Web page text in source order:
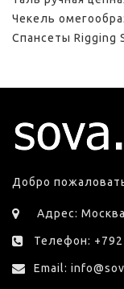
Чекель
Спансеты Rigging
Добро
Адрес:
Телефон:
Email: